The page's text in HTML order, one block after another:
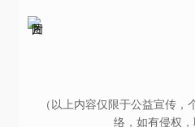
（以上内容仅限于公益宣传
络，如有侵权，